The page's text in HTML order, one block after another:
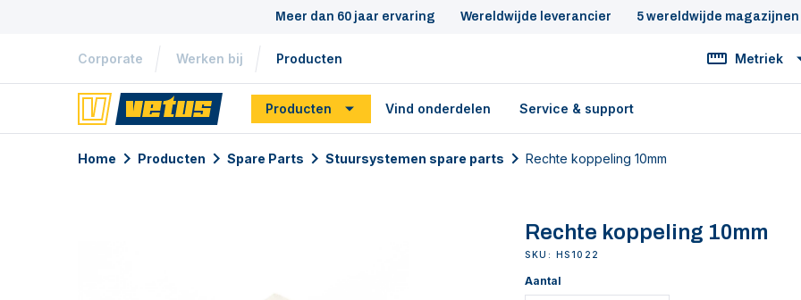
Meer dan 60 jaar ervaring Wereldwijde leverancier 5 wereldwijde magazijnen
Corporate Werken bij Producten Metriek
Producten Vind onderdelen Service & support
Home Producten Spare Parts Stuursystemen spare parts Rechte koppeling 10mm
Rechte koppeling 10mm
SKU: HS1022
Aantal